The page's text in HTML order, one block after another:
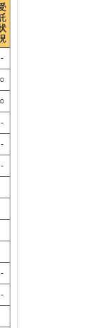
-
-
-
-
-
-